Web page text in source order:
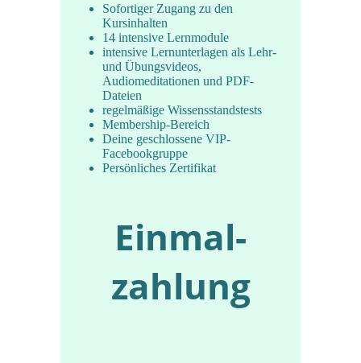
Sofortiger Zugang zu den
Kursinhalten
14 intensive Lernmodule
intensive Lernunterlagen als Lehr-
und Übungsvideos,
Audiomeditationen und PDF-
Dateien
regelmäßige Wissensstandstests
Membership-Bereich
Deine geschlossene VIP-
Facebookgruppe
Persönliches Zertifikat
Einmal­
zahlung